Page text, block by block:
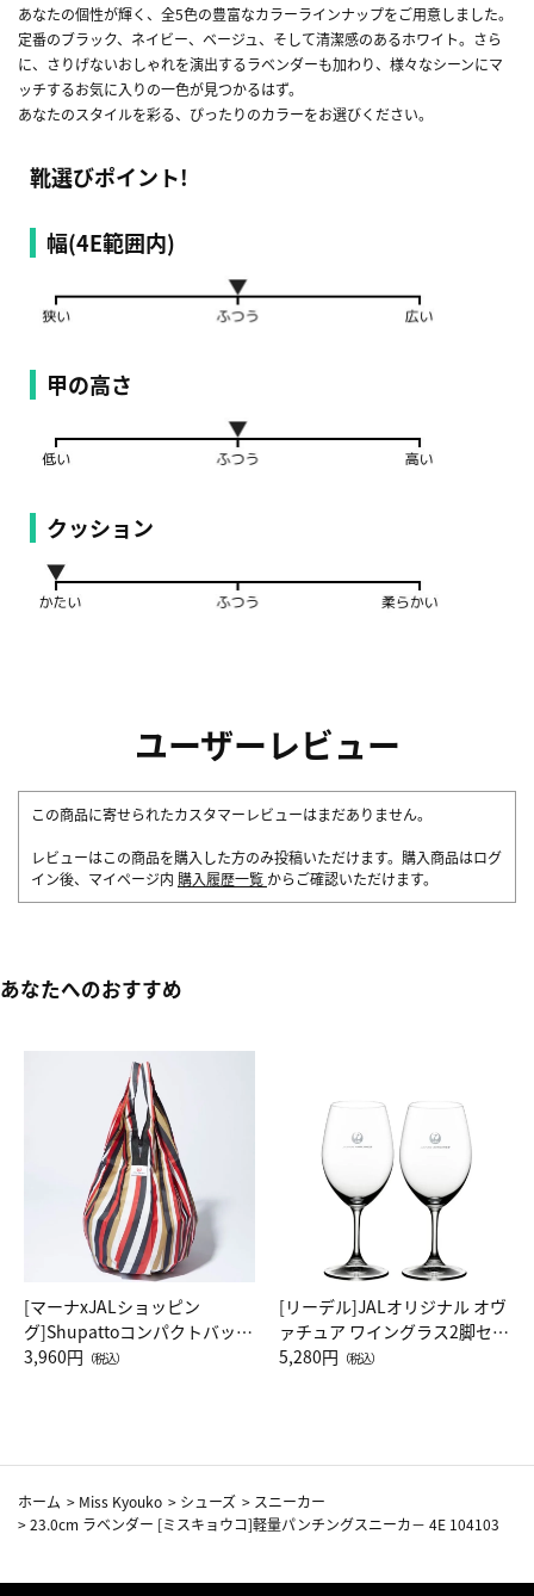
あなたの個性が輝く、全5色の豊富なカラーラインナップをご用意しました。
定番のブラック、ネイビー、ベージュ、そして清潔感のあるホワイト。さら
に、さりげないおしゃれを演出するラベンダーも加わり、様々なシーンにマ
ッチするお気に入りの一色が見つかるはず。
あなたのスタイルを彩る、ぴったりのカラーをお選びください。
靴選びポイント!
幅(4E範囲内)
甲の高さ
クッション
ユーザーレビュー
この商品に寄せられたカスタマーレビューはまだありません。
レビューはこの商品を購入した方のみ投稿いただけます。購入商品はログ
イン後、マイページ内 購入履歴一覧 からご確認いただけます。
あなたへのおすすめ
[マーナxJALショッピン
グ]Shupattoコンパクトバッグ
Drop JAL客室乗務員（LC）ス
3,960円 （税込）
[リーデル]JALオリジナル オヴ
ァチュア ワイングラス2脚セッ
ト（レッドワイン）
5,280円 （税込）
ホーム > Miss Kyouko > シューズ > スニーカー
>23.0cm ラベンダー [ミスキョウコ]軽量パンチングスニーカ－ 4E 104103